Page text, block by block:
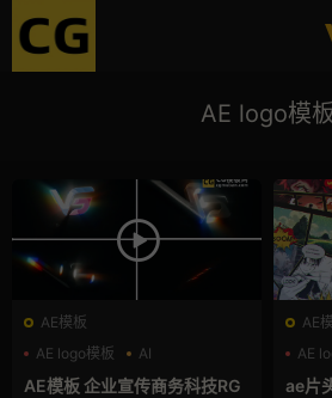
AE logo模板
AE模板
AE logo模板
AI
LOGO动画
AE模板 企业宣传商务科技RG
AE
AE
书
ae片